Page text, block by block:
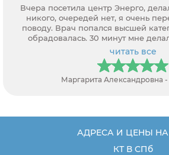
УЗИ, народу
по этому
чему я тоже
исследование.
Выражаю
адекватными
Подсказали и стаж
Толмачев
АДРЕСА И ЦЕНЫ
КТ В СПб